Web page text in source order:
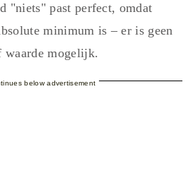
"niets" past perfect, omdat
minimum is – er is geen
waarde mogelijk.
below advertisement